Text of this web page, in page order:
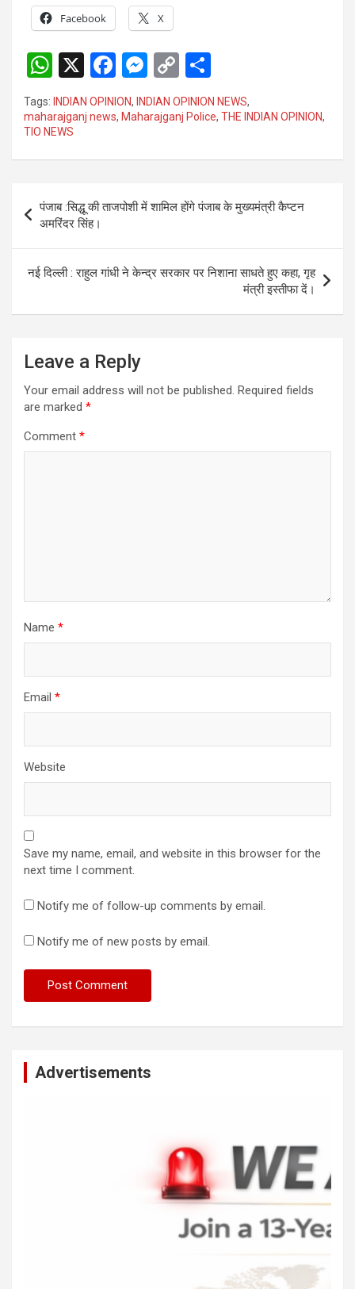
Facebook X
W
h
at
s
A
p
X
F
a
ce
o
k
M
es
se
g
C
o
py
n
h
ar
Tags: INDIAN OPINION, INDIAN OPINION NEWS,
maharajganj news, Maharajganj Police, THE INDIAN OPINION,
TIO NEWS
navigation
पंजाब :सिद्धू की ताजपोशी में शामिल होंगे पंजाब के मुख्यमंत्री कैप्टन
अमरिंदर सिंह।
नई दिल्ली : राहुल गांधी ने केन्द्र सरकार पर निशाना साधते हुए कहा, गृह
मंत्री इस्तीफा दें।
Leave a Reply
Your email address will not be published. Required fields
are marked *
Comment *
Name *
Email *
Website
Save my name, email, and website in this browser for the
next time I comment.
Notify me of follow-up comments by email.
Notify me of new posts by email.
Advertisements